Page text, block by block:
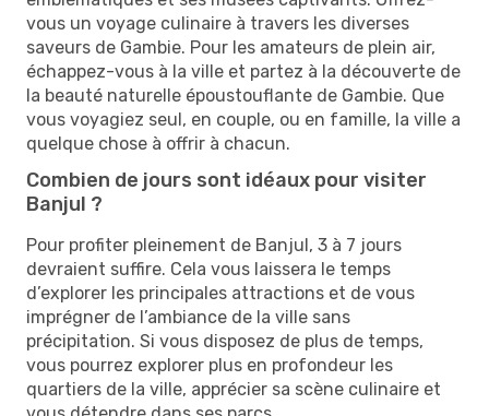
vous un voyage culinaire à travers les diverses
saveurs de Gambie. Pour les amateurs de plein air,
échappez-vous à la ville et partez à la découverte de
la beauté naturelle époustouflante de Gambie. Que
vous voyagiez seul, en couple, ou en famille, la ville a
quelque chose à offrir à chacun.
Combien de jours sont idéaux pour visiter
Banjul ?
Pour profiter pleinement de Banjul, 3 à 7 jours
devraient suffire. Cela vous laissera le temps
d’explorer les principales attractions et de vous
imprégner de l’ambiance de la ville sans
précipitation. Si vous disposez de plus de temps,
vous pourrez explorer plus en profondeur les
quartiers de la ville, apprécier sa scène culinaire et